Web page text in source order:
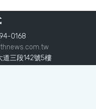
0168
三段142號5樓